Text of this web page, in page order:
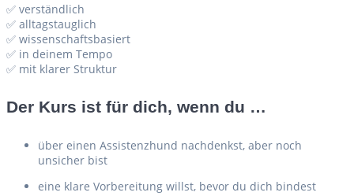
✅ verständlich
✅ alltagstauglich
✅ wissenschaftsbasiert
✅ in deinem Tempo
✅ mit klarer Struktur
Der Kurs ist für dich, wenn du …
über einen Assistenzhund nachdenkst, aber noch
unsicher bist
eine klare Vorbereitung willst, bevor du dich bindest